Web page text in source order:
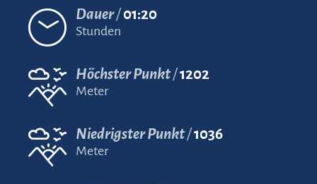
Dauer 01:20
Stunden
Höchster Punkt 1202
Meter
Niedrigster Punkt 1036
Meter